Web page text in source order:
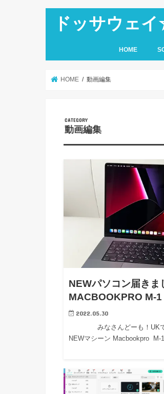
ドッサウェ
HOME
HOME 動画編集
動画編集
NEWパソコン届きま
MACBOOKPRO M-
2022.05.30
みなさんどーも！UKで
NEWマシーン Macbookpro